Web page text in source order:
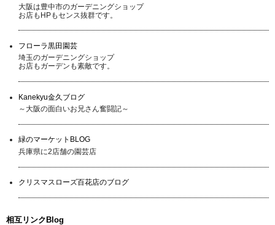
大阪は豊中市のガーデニングショップ
お店もHPもセンス抜群です。
フローラ黒田園芸
埼玉のガーデニングショップ
お店もガーデンも素敵です。
Kanekyu金久ブログ
～大阪の面白いお兄さん奮闘記～
緑のマーケットBLOG
兵庫県に2店舗の園芸店
クリスマスローズ百花店のブログ
相互リンクBlog